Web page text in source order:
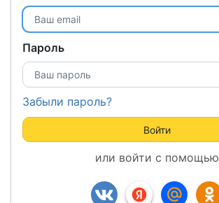
Пароль
Забыли пароль?
Войти
или войти с помощью